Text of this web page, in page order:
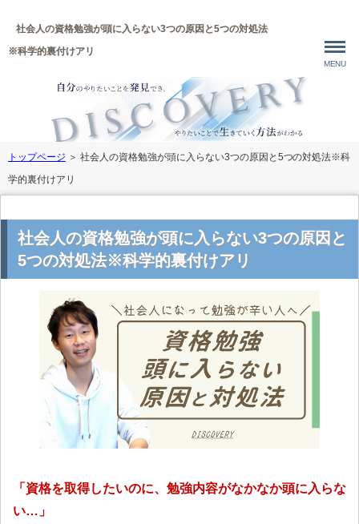
社会人の資格勉強が頭に入らない3つの原因と5つの対処法
※科学的裏付けアリ
MENU
トップページ ＞ 社会人の資格勉強が頭に入らない3つの原因と5つの対処法※科
学的裏付けアリ
社会人の資格勉強が頭に入らない3つの原因と
5つの対処法※科学的裏付けアリ
「資格を取得したいのに、勉強内容がなかなか頭に入らな
い…」